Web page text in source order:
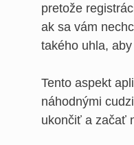
pretože
ak sa vám
takého uhla,
Tento aspekt
náhodnými
ukončiť a začať